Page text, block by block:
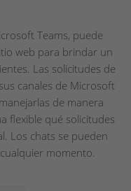
Teams, puede
web para brindar un
Las solicitudes de
canales de Microsoft
de manera
flexible qué solicitudes
Los chats se pueden
momento.